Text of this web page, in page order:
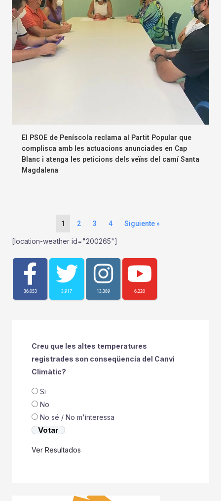
El PSOE de Peníscola reclama al Partit Popular que
complisca amb les actuacions anunciades en Cap
Blanc i atenga les peticions dels veïns del camí Santa
Magdalena
1 2 3 4 Siguiente »
[location-weather id="200265"]
36,053 3,917 13,389 6,220
Creu que les altes temperatures
registrades son conseqüencia del Canvi
Climàtic?
Si
No
No sé / No m'ìnteressa
Ver Resultados